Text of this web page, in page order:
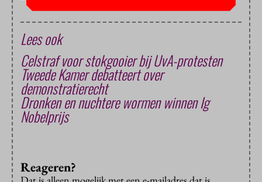
Lees ook
Celstraf voor stokgooier bij UvA-protesten
Tweede Kamer debatteert over
demonstratierecht
Dronken en nuchtere wormen winnen Ig
Nobelprijs
Reageren?